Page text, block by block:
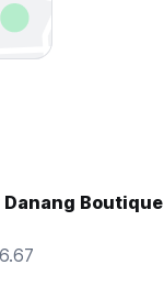
Danang Boutique